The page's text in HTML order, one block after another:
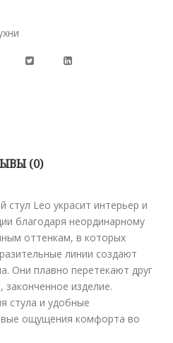
(0)
стул Leo украсит интерьер и
благодаря неординарному
оттенкам, в которых
линии создают
Они плавно перетекают друг
изделие.
стула и удобные
ощущения комфорта во